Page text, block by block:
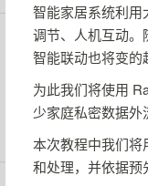
智能家居系统利
调节、人机互动
智能联动也将变的
为此我们将使用
少家庭私密数据外
本次教程中我们将
和处理，并依据预